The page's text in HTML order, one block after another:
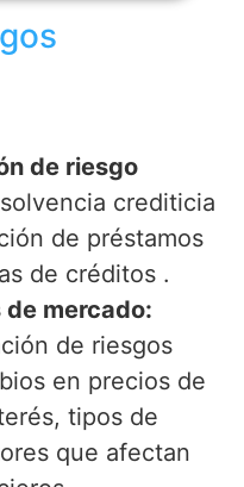
de riesgo
crediticia
de préstamos
de créditos .
mercado:
de riesgos
en precios de
tipos de
que afectan